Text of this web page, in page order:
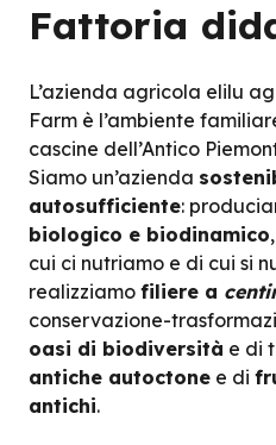
Fattoria
L’azienda agricola elilu
Farm è l’ambiente
cascine dell’Antico
Siamo un’azienda
autosufficiente:
biologico e biodinamico
cui ci nutriamo e di cui si
realizziamo filiere a
conservazione-
oasi di biodiversità e di
antiche autoctone e di
antichi.